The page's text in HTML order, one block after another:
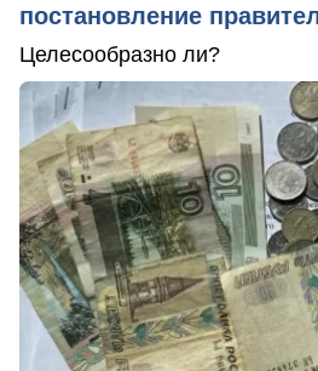
постановление
Целесообразно ли?